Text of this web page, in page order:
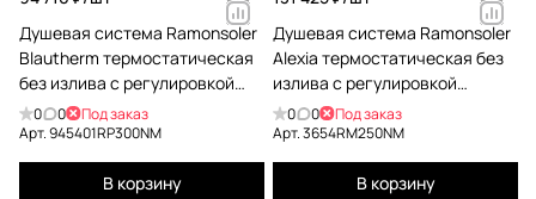
Душевая система Ramonsoler
Blautherm термостатическая
без излива с регулировкой
высоты чёрный
945401RP300NM
0 0
Под заказ
Арт.945401RP300NM
В корзину
Душевая система Ramonsoler
Alexia термостатическая без
излива с регулировкой
высоты чёрный 3654RM250NM
0 0
Под заказ
Арт.3654RM250NM
В корзину